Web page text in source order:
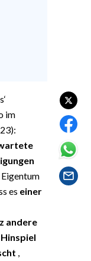
im
Eigentum
es einer
andere